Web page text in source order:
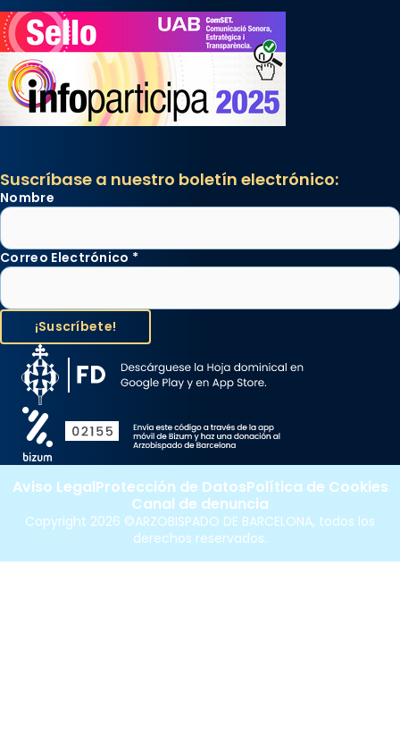
Suscríbase a nuestro boletín electrónico:
Nombre
Correo Electrónico *
Copyright 2026 ©ARZOBISPADO DE BARCELONA, todos los
derechos reservados.
Aviso LegalProtección de DatosPolítica de Cookies
Canal de denuncia